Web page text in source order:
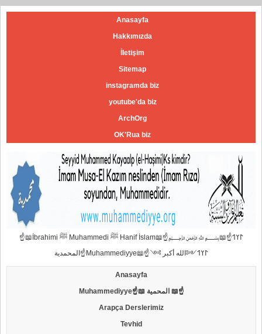
Anasayfa
Hakkımızda
İletişim
Sitemap
instagramda biz
youtube'da biz
ArchOrg
OK'Rua biz
☝📖İbrahimi ﷺ Muhammedi ﷺ Hanif İslam📖☝﷽𐰃𐰠𐰯☝📖
المحمدية☝Muhammediyye📖☝𐰃𐰠𐰯༺الله أكبر ༻
Anasayfa
Muhammediyye☝📖 المحمية 📖☝
Arapça Derslerimiz
Tevhid